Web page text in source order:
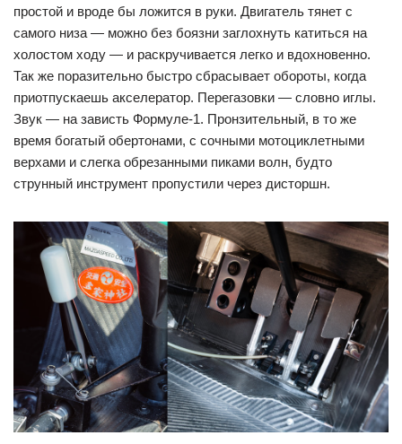
простой и вроде бы ложится в руки. Двигатель тянет с
самого низа — можно без боязни заглохнуть катиться на
холостом ходу — и раскручивается легко и вдохновенно.
Так же поразительно быстро сбрасывает обороты, когда
приотпускаешь акселератор. Перегазовки — словно иглы.
Звук — на зависть Формуле-1. Пронзительный, в то же
время богатый обертонами, с сочными мотоциклетными
верхами и слегка обрезанными пиками волн, будто
струнный инструмент пропустили через дисторшн.